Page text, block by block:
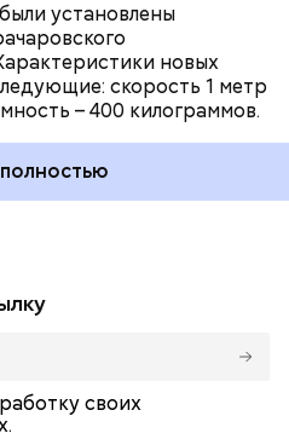
установлены
новых
скорость 1 метр
– 400 килограммов.
своих